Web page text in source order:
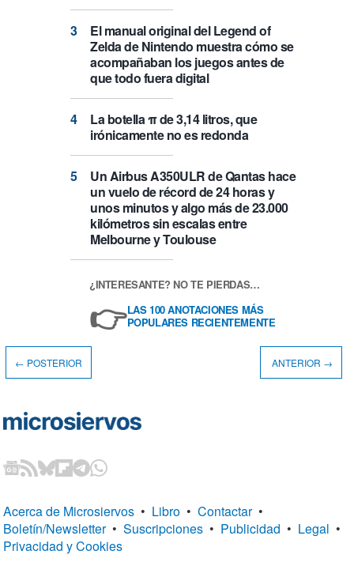
El manual original del Legend of
Zelda de Nintendo muestra cómo se
acompañaban los juegos antes de
que todo fuera digital
La botella π de 3,14 litros, que
irónicamente no es redonda
Un Airbus A350ULR de Qantas hace
un vuelo de récord de 24 horas y
unos minutos y algo más de 23.000
kilómetros sin escalas entre
Melbourne y Toulouse
¿INTERESANTE? NO TE PIERDAS…
👉LAS 100 ANOTACIONES MÁS
POPULARES RECIENTEMENTE
← POSTERIOR ANTERIOR →
Acerca de Microsiervos • Libro • Contactar •
Boletín/Newsletter • Suscripciones • Publicidad • Legal •
Privacidad y Cookies